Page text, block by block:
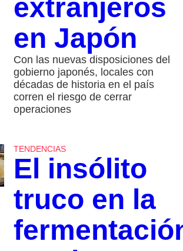
extranjeros
en Japón
Con las nuevas disposiciones del
gobierno japonés, locales con
décadas de historia en el país
corren el riesgo de cerrar
operaciones
TENDENCIAS
El insólito
truco en la